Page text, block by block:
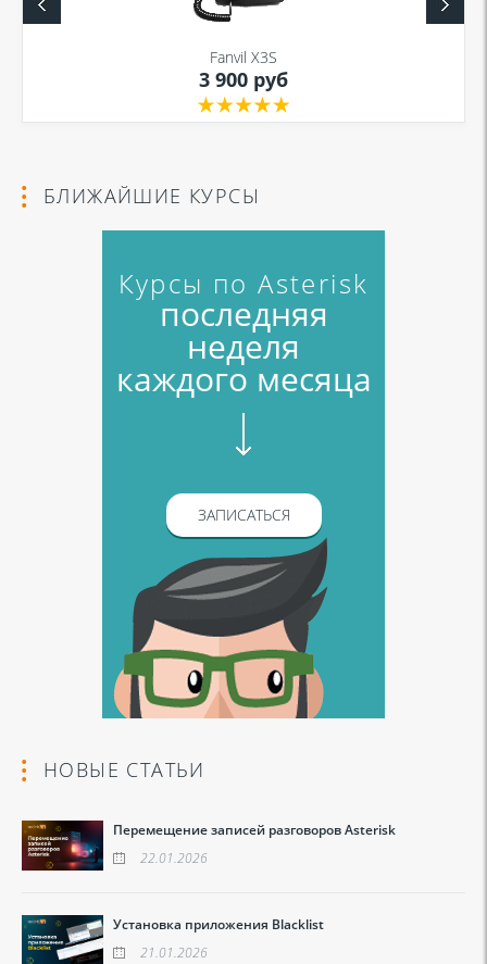
Fanvil X3S
3 900 руб
БЛИЖАЙШИЕ КУРСЫ
Курсы по Asterisk
последняя
неделя
каждого месяца
ЗАПИСАТЬСЯ
НОВЫЕ СТАТЬИ
Перемещение записей разговоров Asterisk
22.01.2026
Установка приложения Blacklist
21.01.2026